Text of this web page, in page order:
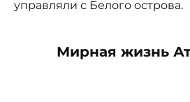
управляли с Белого острова.
Мирная жизнь